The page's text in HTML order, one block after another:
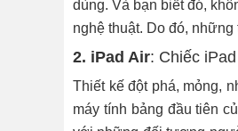
dùng. Và bạn biết đó,
nghệ thuật. Do đó,
2. iPad Air: Chiếc
Thiết kế đột phá, mỏng,
máy tính bảng đầu tiên